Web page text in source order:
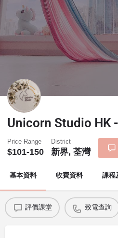
Unicorn Studio HK
Price Range
$101-150
District
新界, 荃灣
基本資料 收費資料 課程
評價課堂 致電查詢